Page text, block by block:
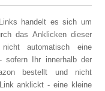
handelt es sich um
das Anklicken dieser
automatisch eine
sofern Ihr innerhalb der
bestellt und nicht
anklickt - eine kleine